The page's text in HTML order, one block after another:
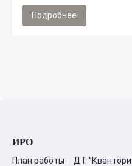
Подробнее
ИРО
План работы ДТ